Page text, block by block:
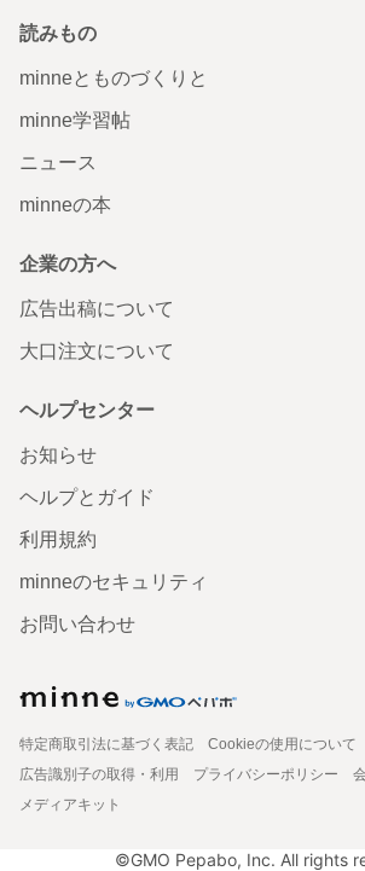
読みもの
minneとものづくりと
minne学習帖
ニュース
minneの本
企業の方へ
広告出稿について
大口注文について
ヘルプセンター
お知らせ
ヘルプとガイド
利用規約
minneのセキュリティ
お問い合わせ
特定商取引法に基づく表記
Cookieの使用について
広告識別子の取得・利用
プライバシーポリシー
メディアキット
©GMO Pepabo, Inc. All rights